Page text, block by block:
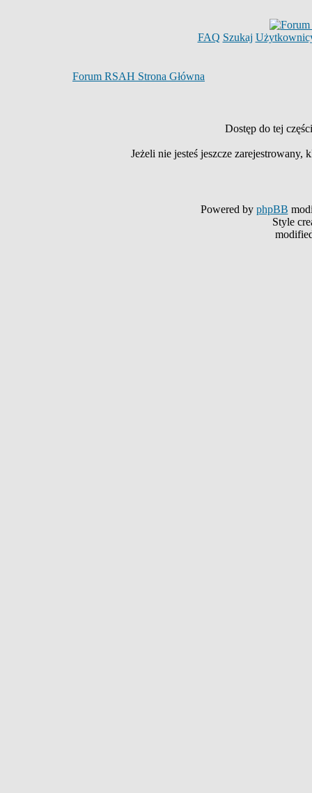
FAQ Szukaj
Forum RSAH Strona Główna
Dostęp do tej
Jeżeli nie jesteś jeszcze zarejestrowany,
Powered by phpBB
Style